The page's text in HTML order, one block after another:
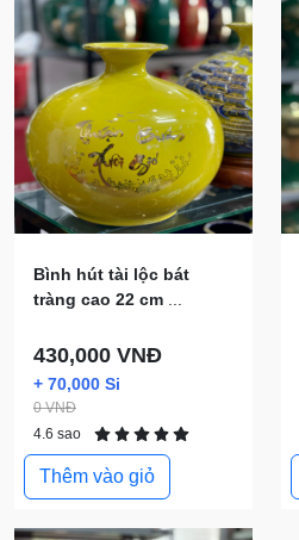
Bình hút tài lộc bát
tràng cao 22 cm
430,000 VNĐ
+ 70,000 Si
0 VNĐ
4.6 sao
Thêm vào giỏ